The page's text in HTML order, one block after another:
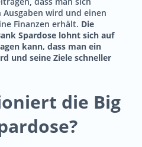
wird und einen
Finanzen erhält. Die
Spardose lohnt sich auf
kann, dass man ein
und seine Ziele schneller
die Big